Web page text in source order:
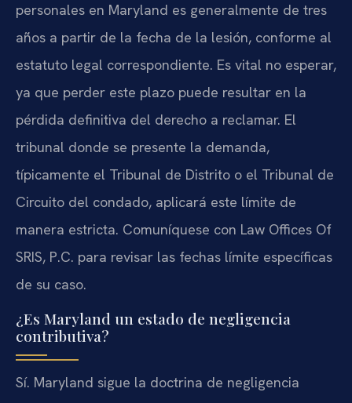
personales en Maryland es generalmente de tres
años a partir de la fecha de la lesión, conforme al
estatuto legal correspondiente. Es vital no esperar,
ya que perder este plazo puede resultar en la
pérdida definitiva del derecho a reclamar. El
tribunal donde se presente la demanda,
típicamente el Tribunal de Distrito o el Tribunal de
Circuito del condado, aplicará este límite de
manera estricta. Comuníquese con Law Offices Of
SRIS, P.C. para revisar las fechas límite específicas
de su caso.
¿Es Maryland un estado de negligencia
contributiva?
Sí. Maryland sigue la doctrina de negligencia